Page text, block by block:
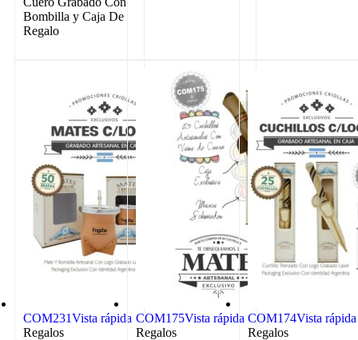
Bombilla y Caja De
Regalo
COM231Vista rápida
Regalos
COM175Vista rápida
Regalos
COM174Vista rápida
Regalos